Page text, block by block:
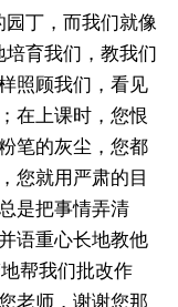
丁，而我们就像
育我们，教我们
照顾我们，看见
在上课时，您恨
笔的灰尘，您都
您就用严肃的目
是把事情弄清
语重心长地教他
帮我们批改作
老师，谢谢您那